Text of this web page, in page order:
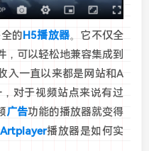
的H5播放器。它不仅全
，可以轻松地兼容集成到
入一直以来都是网站和A
对于视频站点来说有过
广告功能的播放器就变得
Artplayer播放器是如何实